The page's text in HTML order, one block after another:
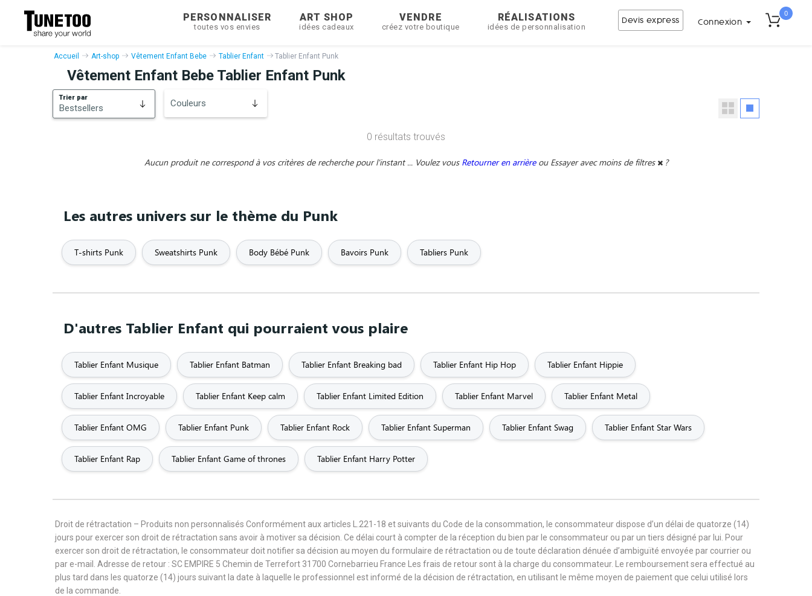
PERSONNALISER
toutes vos envies
ART SHOP
idées cadeaux
VENDRE
créez votre boutique
RÉALISATIONS
idées de personnalisation
Devis express Connexion
0
Accueil Art-shop Vêtement Enfant Bebe Tablier Enfant Tablier Enfant Punk
Vêtement Enfant Bebe Tablier Enfant Punk
Trier par
Bestsellers Couleurs
0 résultats trouvés
Aucun produit ne correspond à vos critères de recherche pour l'instant ... Voulez vous Retourner en arrière ou Essayer avec moins de filtres ?
Les autres univers sur le thème du Punk
T-shirts Punk Sweatshirts Punk Body Bébé Punk Bavoirs Punk Tabliers Punk
D'autres Tablier Enfant qui pourraient vous plaire
Tablier Enfant Musique Tablier Enfant Batman Tablier Enfant Breaking bad Tablier Enfant Hip Hop Tablier Enfant Hippie
Tablier Enfant Incroyable Tablier Enfant Keep calm Tablier Enfant Limited Edition Tablier Enfant Marvel Tablier Enfant Metal
Tablier Enfant OMG Tablier Enfant Punk Tablier Enfant Rock Tablier Enfant Superman Tablier Enfant Swag Tablier Enfant Star Wars
Tablier Enfant Rap Tablier Enfant Game of thrones Tablier Enfant Harry Potter
Droit de rétractation – Produits non personnalisés Conformément aux articles L.221-18 et suivants du Code de la consommation, le consommateur dispose d’un délai de quatorze (14)
jours pour exercer son droit de rétractation sans avoir à motiver sa décision. Ce délai court à compter de la réception du bien par le consommateur ou par un tiers désigné par lui. Pour
exercer son droit de rétractation, le consommateur doit notifier sa décision au moyen du formulaire de rétractation ou de toute déclaration dénuée d’ambiguïté envoyée par courrier ou
par e-mail. Adresse de retour : SC EMPIRE 5 Chemin de Terrefort 31700 Cornebarrieu France Les frais de retour sont à la charge du consommateur. Le remboursement sera effectué au
plus tard dans les quatorze (14) jours suivant la date à laquelle le professionnel est informé de la décision de rétractation, en utilisant le même moyen de paiement que celui utilisé lors
de la commande.